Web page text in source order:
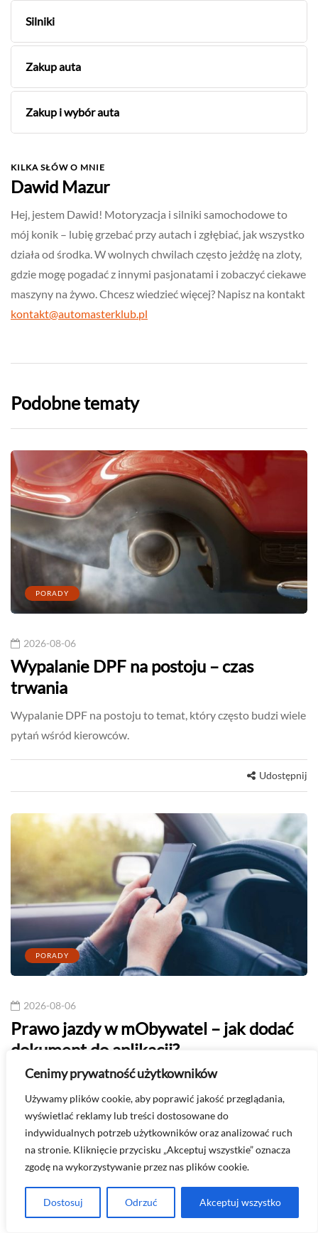
Cenimy prywatność użytkowników
Używamy plików cookie, aby poprawić jakość przeglądania,
wyświetlać reklamy lub treści dostosowane do
indywidualnych potrzeb użytkowników oraz analizować ruch
na stronie. Kliknięcie przycisku „Akceptuj wszystkie” oznacza
zgodę na wykorzystywanie przez nas plików cookie.
Dostosuj Odrzuć Akceptuj wszystko
Silniki
Zakup auta
Zakup i wybór auta
KILKA SŁÓW O MNIE
Dawid Mazur
Hej, jestem Dawid! Motoryzacja i silniki samochodowe to
mój konik – lubię grzebać przy autach i zgłębiać, jak wszystko
działa od środka. W wolnych chwilach często jeżdżę na zloty,
gdzie mogę pogadać z innymi pasjonatami i zobaczyć ciekawe
maszyny na żywo. Chcesz wiedzieć więcej? Napisz na kontakt
kontakt@automasterklub.pl
Podobne tematy
PORADY
2026-08-06
Wypalanie DPF na postoju – czas
trwania
Wypalanie DPF na postoju to temat, który często budzi wiele
pytań wśród kierowców.
Udostępnij
PORADY
2026-08-06
Prawo jazdy w mObywatel – jak dodać
dokument do aplikacji?
Dodanie prawa jazdy do aplikacji mObywatel to prosty
proces, który znacząco ułatwia codzienne…
Udostępnij